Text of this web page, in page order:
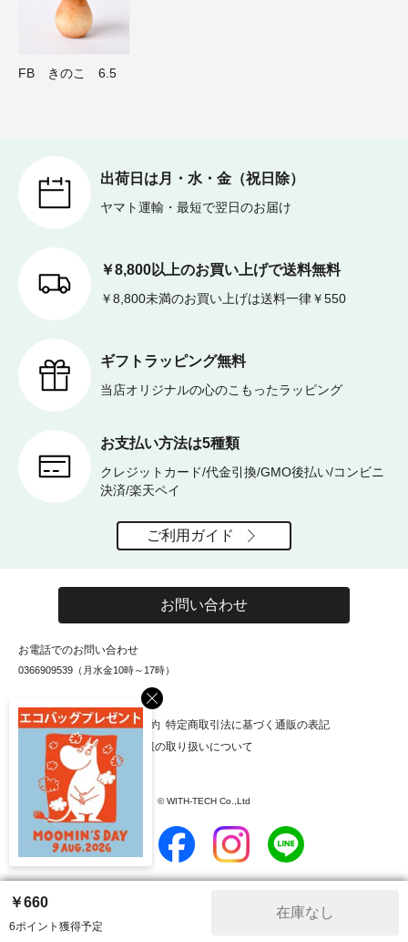
￥660
6ポイント獲得予定
在庫なし
×
FB きのこ 6.5
出荷日は月・水・金（祝日除）
ヤマト運輸・最短で翌日のお届け
￥8,800以上のお買い上げで送料無料
￥8,800未満のお買い上げは送料一律￥550
ギフトラッピング無料
当店オリジナルの心のこもったラッピング
お支払い方法は5種類
クレジットカード/代金引換/GMO後払い/コンビニ
決済/楽天ペイ
ご利用ガイド
お問い合わせ
お電話でのお問い合わせ
0366909539（月水金10時～17時）
お知らせ 会社概要 利用規約 特定商取引法に基づく通販の表記
個人情報保護方針 個人情報の取り扱いについて
© WITH-TECH Co.,Ltd